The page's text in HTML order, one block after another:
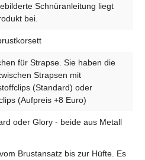
Schnüranleitung liegt
bei.
für Strapse. Sie haben die
Strapsen mit
(Standard) oder
(Aufpreis +8 Euro)
oder Glory - beide aus Metall
Brustansatz bis zur Hüfte. Es